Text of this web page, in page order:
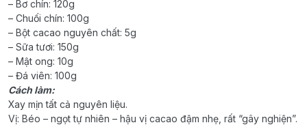
– Bơ chín: 120g
– Chuối chín: 100g
– Bột cacao nguyên chất: 5g
– Sữa tươi: 150g
– Mật ong: 10g
– Đá viên: 100g
Cách làm:
Xay mịn tất cả nguyên liệu.
Vị: Béo – ngọt tự nhiên – hậu vị cacao đậm nhẹ, rất “gây nghiện”.